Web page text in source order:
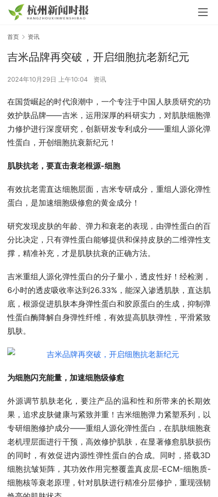
首页 资讯
吉米品牌再突破，开启细胞抗老新纪元
2024年10月29日 上午10:04 资讯
在国货崛起的时代浪潮中，一个专注于中国人肤质研究的功
效护肤品牌——吉米，运用深厚的科研实力，对肌肤细胞弹
力修护进行深度研究，创新研发专利成分——重组人源化弹
性蛋白，开创细胞抗衰新纪元！
肌肤抗老，要直击衰老根源-细胞
有效抗老需直达细胞层面，吉米专研成分，重组人源化弹性
蛋白，是加速细胞级修愈的黄金成分！
研究发现皮肤的年龄、弹力和衰老的表现，由弹性蛋白的百
分比决定，只有弹性蛋白能够提供和保持皮肤的二维弹性支
撑，精准补充，才是肌肤抗衰的正确方法。
吉米重组人源化弹性蛋白的分子量小，透皮性好！经检测，
6小时的透皮吸收率达到26.33%，能深入渗透肌肤，直达肌
底，根源促进肌肤本身弹性蛋白和胶原蛋白的生成，抑制弹
性蛋白酶降解自身弹性纤维，有效提高肌肤弹性，平滑紧致
肌肤。
为细胞闪充能量，加速细胞级修愈
外源调节肌肤老化，要注产品的温和性和所带来的长期效
果，追求皮肤健康与紧致并重！吉米细胞弹力紧塑系列，以
专研细胞修护成分——重组人源化弹性蛋白，在肌肤细胞衰
老机理层面进行干预，高效修护肌肤，在显著修愈肌肤损伤
的同时，有效促进内源性弹性蛋白的合成。同时，搭载3D
细胞抗皱矩阵，其功效作用完整覆盖真皮层-ECM-细胞质-
细胞核等衰老原理，针对肌肤进行精准分层修护，重现强韧